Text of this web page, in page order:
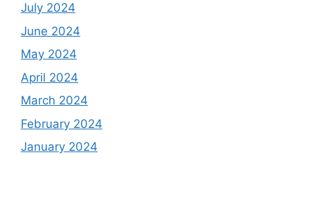
July 2024
June 2024
May 2024
April 2024
March 2024
February 2024
January 2024